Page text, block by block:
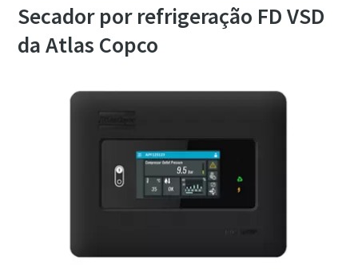
Secador por refrigeração FD VSD
da Atlas Copco